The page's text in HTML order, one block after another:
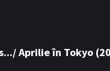
Aprilie în Tokyo